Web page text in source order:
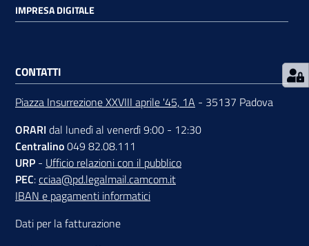
Prenota
Servizi
IMPRESA DIGITALE
CONTATTI
Piazza Insurrezione XXVIII aprile '45, 1A - 35137 Padova
ORARI dal lunedì al venerdì 9:00 - 12:30
Centralino049 82.08.111
URP - Ufficio relazioni con il pubblico
PEC:cciaa@pd.legalmail.camcom.it
IBAN e pagamenti informatici
Dati per la fatturazione